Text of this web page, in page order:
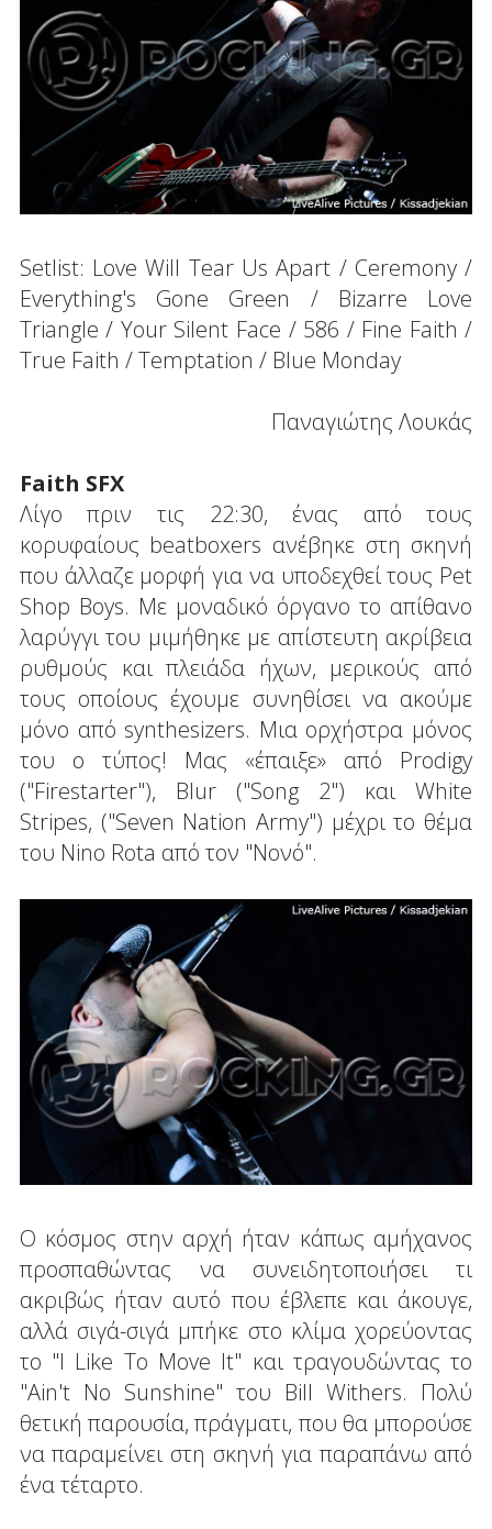
Setlist: Love Will Tear Us Apart / Ceremony /
Everything's Gone Green / Bizarre Love
Triangle / Your Silent Face / 586 / Fine Faith /
True Faith / Temptation / Blue Monday
Παναγιώτης Λουκάς
Faith SFX
Λίγο πριν τις 22:30, ένας από τους
κορυφαίους beatboxers ανέβηκε στη σκηνή
που άλλαζε μορφή για να υποδεχθεί τους Pet
Shop Boys. Με μοναδικό όργανο το απίθανο
λαρύγγι του μιμήθηκε με απίστευτη ακρίβεια
ρυθμούς και πλειάδα ήχων, μερικούς από
τους οποίους έχουμε συνηθίσει να ακούμε
μόνο από synthesizers. Μια ορχήστρα μόνος
του ο τύπος! Μας «έπαιξε» από Prodigy
("Firestarter"), Blur ("Song 2") και White
Stripes, ("Seven Nation Army") μέχρι το θέμα
του Nino Rota από τον "Νονό".
Ο κόσμος στην αρχή ήταν κάπως αμήχανος
προσπαθώντας να συνειδητοποιήσει τι
ακριβώς ήταν αυτό που έβλεπε και άκουγε,
αλλά σιγά-σιγά μπήκε στο κλίμα χορεύοντας
το "I Like To Move It" και τραγουδώντας το
"Ain't No Sunshine" του Bill Withers. Πολύ
θετική παρουσία, πράγματι, που θα μπορούσε
να παραμείνει στη σκηνή για παραπάνω από
ένα τέταρτο.